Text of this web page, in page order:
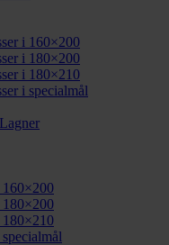
i 160×200
i 180×200
i 180×210
i specialmål